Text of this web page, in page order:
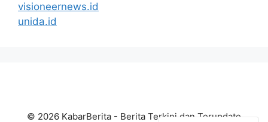
visioneernews.id
unida.id
© 2026 KabarBerita - Berita Terkini dan Terupdate